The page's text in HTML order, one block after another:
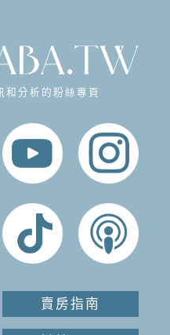
和分析的粉絲專頁
賣房指南